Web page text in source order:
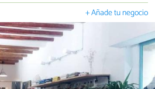
+ Añade tu negocio